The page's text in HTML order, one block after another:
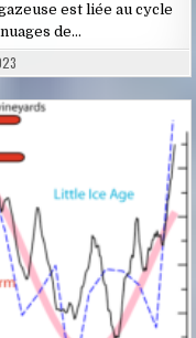
est liée au cycle
de…